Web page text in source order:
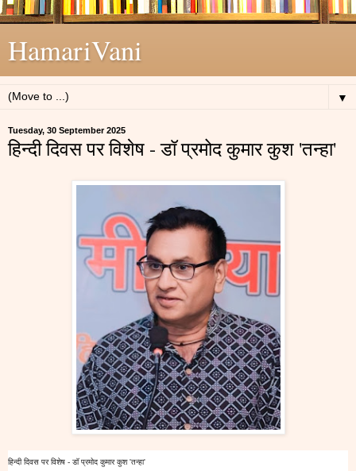
HamariVani
▼
Tuesday, 30 September 2025
हिन्दी दिवस पर विशेष - डॉ प्रमोद कुमार कुश 'तन्हा'
हिन्दी दिवस पर विशेष - डॉ प्रमोद कुमार कुश 'तन्हा'